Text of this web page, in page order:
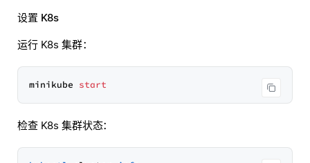
设置 K8s
运行 K8s 集群：
minikube start
检查 K8s 集群状态：